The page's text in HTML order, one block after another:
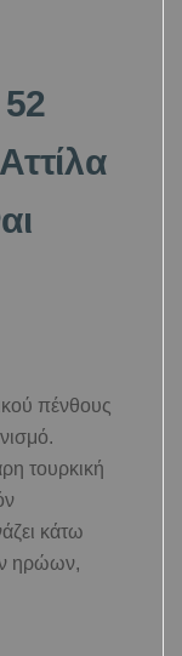
πένθους
τουρκική
κάτω
ηρώων,